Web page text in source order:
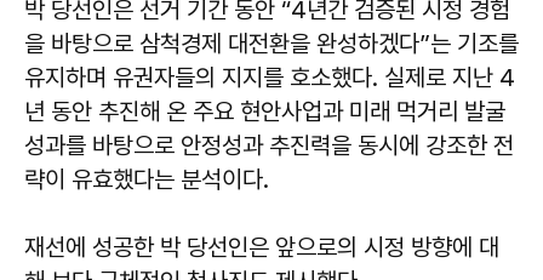
박 당선인은 선거 기간 동안 “4년간 검증된 시정 경험
을 바탕으로 삼척경제 대전환을 완성하겠다”는 기조를
유지하며 유권자들의 지지를 호소했다. 실제로 지난 4
년 동안 추진해 온 주요 현안사업과 미래 먹거리 발굴
성과를 바탕으로 안정성과 추진력을 동시에 강조한 전
략이 유효했다는 분석이다.
재선에 성공한 박 당선인은 앞으로의 시정 방향에 대